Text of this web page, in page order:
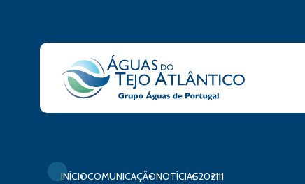
INÍCIOCOMUNICAÇÃONOTÍCIAS202111